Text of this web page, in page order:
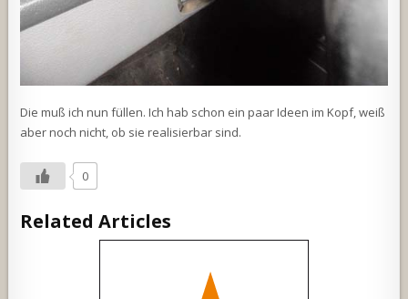
Die muß ich nun füllen. Ich hab schon ein paar Ideen im Kopf, weiß
aber noch nicht, ob sie realisierbar sind.
0
Related Articles